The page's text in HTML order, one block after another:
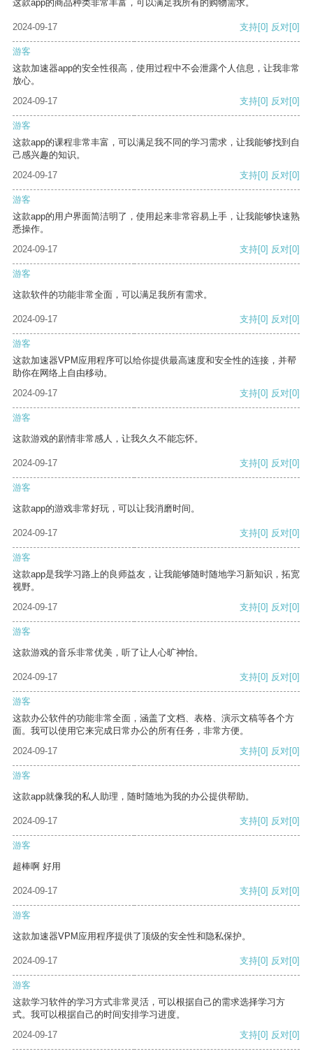
这款app的商品种类非常丰富，可以满足我所有的购物需求。
2024-09-17 支持[0] 反对[0]
游客
这款加速器app的安全性很高，使用过程中不会泄露个人信息，让我非常
放心。
2024-09-17
支持[0] 反对[0]
游客
这款app的课程非常丰富，可以满足我不同的学习需求，让我能够找到自
己感兴趣的知识。
2024-09-17
支持[0] 反对[0]
游客
这款app的用户界面简洁明了，使用起来非常容易上手，让我能够快速熟
悉操作。
2024-09-17
支持[0] 反对[0]
游客
这款软件的功能非常全面，可以满足我所有需求。
2024-09-17 支持[0] 反对[0]
游客
这款加速器VPM应用程序可以给你提供最高速度和安全性的连接，并帮
助你在网络上自由移动。
2024-09-17
支持[0] 反对[0]
游客
这款游戏的剧情非常感人，让我久久不能忘怀。
2024-09-17 支持[0] 反对[0]
游客
这款app的游戏非常好玩，可以让我消磨时间。
2024-09-17 支持[0] 反对[0]
游客
这款app是我学习路上的良师益友，让我能够随时随地学习新知识，拓宽
视野。
2024-09-17
支持[0] 反对[0]
游客
这款游戏的音乐非常优美，听了让人心旷神怡。
2024-09-17 支持[0] 反对[0]
游客
这款办公软件的功能非常全面，涵盖了文档、表格、演示文稿等各个方
面。我可以使用它来完成日常办公的所有任务，非常方便。
2024-09-17
支持[0] 反对[0]
游客
这款app就像我的私人助理，随时随地为我的办公提供帮助。
2024-09-17 支持[0] 反对[0]
游客
超棒啊 好用
2024-09-17 支持[0] 反对[0]
游客
这款加速器VPM应用程序提供了顶级的安全性和隐私保护。
2024-09-17 支持[0] 反对[0]
游客
这款学习软件的学习方式非常灵活，可以根据自己的需求选择学习方
式。我可以根据自己的时间安排学习进度。
2024-09-17
支持[0] 反对[0]